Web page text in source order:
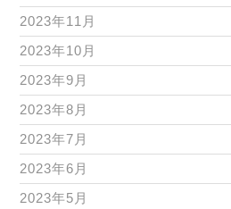
2023年11月
2023年10月
2023年9月
2023年8月
2023年7月
2023年6月
2023年5月